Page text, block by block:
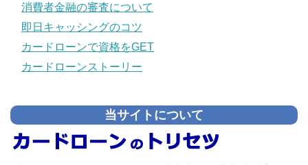
消費者金融の審査について
即日キャッシングのコツ
カードローンで資格をGET
カードローンストーリー
当サイトについて